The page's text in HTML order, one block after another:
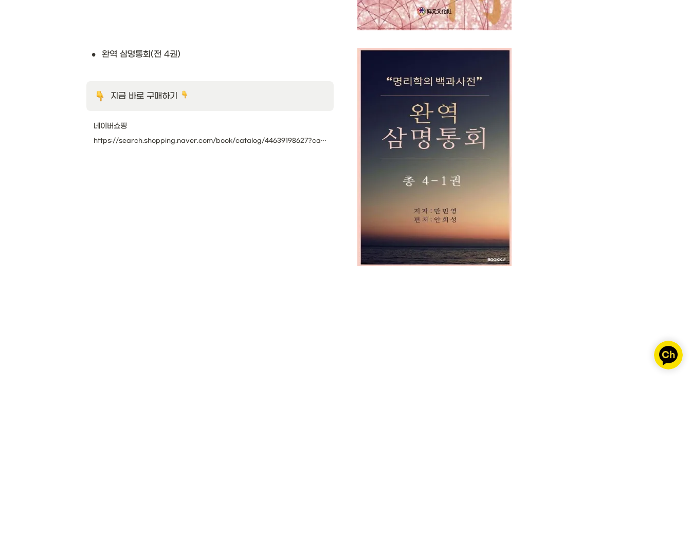
• 완역 삼명통회(전 4권)
지금 바로 구매하기
네이버쇼핑
https://search.shopping.naver.com/book/catalog/44639198627?cat_id=50005785&frm=PBOKPRO&query=삼명통회&NaPm=ct=lq96rqfk|ci=1abb00bcd24bba85701d56ee8977afa7227a5afd|tr=boknx|sn=95694|hk=65bbc0217f229ac06457e7e0df2c0e716f9240d0